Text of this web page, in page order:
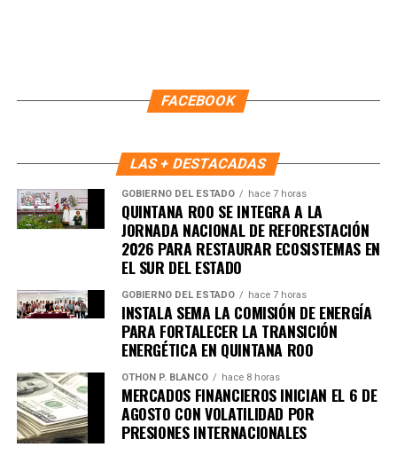
Quinto Podery recibe las noticias más
Unirme al canal de WhatsApp
FACEBOOK
LAS + DESTACADAS
GOBIERNO DEL ESTADO hace 7 horas
QUINTANA ROO SE INTEGRA A LA
JORNADA NACIONAL DE REFORESTACIÓN
2026 PARA RESTAURAR ECOSISTEMAS EN
EL SUR DEL ESTADO
GOBIERNO DEL ESTADO hace 7 horas
INSTALA SEMA LA COMISIÓN DE ENERGÍA
PARA FORTALECER LA TRANSICIÓN
ENERGÉTICA EN QUINTANA ROO
OTHON P. BLANCO hace 8 horas
MERCADOS FINANCIEROS INICIAN EL 6 DE
AGOSTO CON VOLATILIDAD POR
PRESIONES INTERNACIONALES